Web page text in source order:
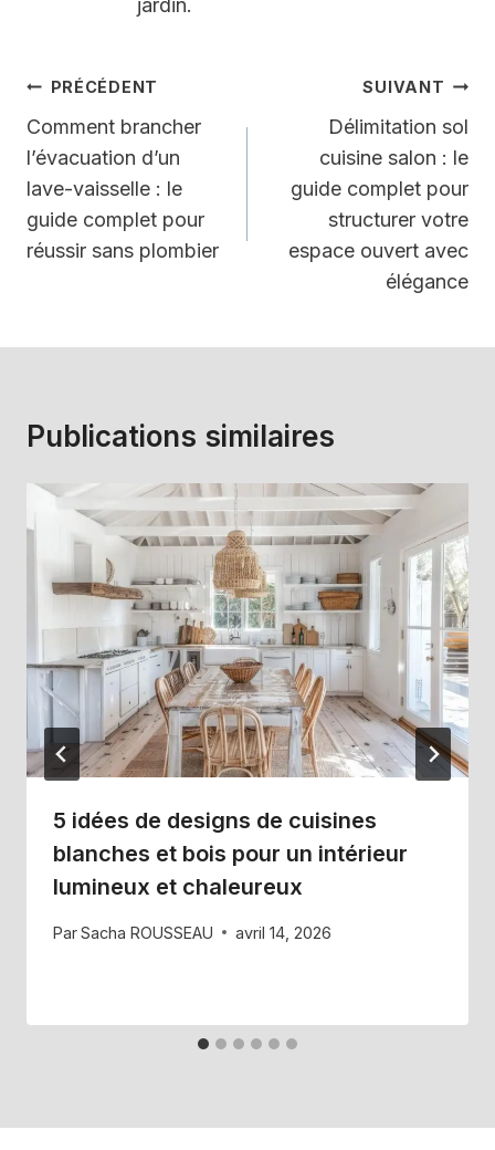
jardin.
Navigation
de
l’article
PRÉCÉDENT
Comment brancher
l’évacuation d’un
lave-vaisselle : le
guide complet pour
réussir sans plombier
SUIVANT
Délimitation sol
cuisine salon : le
guide complet pour
structurer votre
espace ouvert avec
élégance
Publications similaires
5 idées de designs de cuisines
blanches et bois pour un intérieur
lumineux et chaleureux
ParSacha ROUSSEAU avril 14, 2026